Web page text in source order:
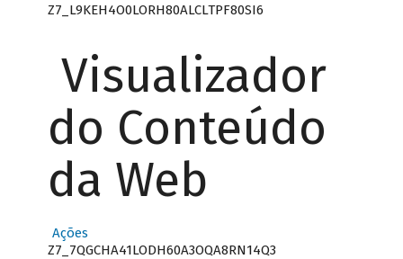
Z7_L9KEH4O0LORH80ALCLTPF80SI6
Visualizador
do Conteúdo
da Web
Ações
Z7_7QGCHA41LODH60A3OQA8RN14Q3